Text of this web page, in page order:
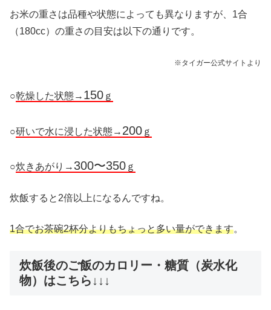
お米の重さは品種や状態によっても異なりますが、1合
（180cc）の重さの目安は以下の通りです。
※タイガー公式サイトより
○乾燥した状態→ 150 ｇ
○研いで水に浸した状態→ 200 ｇ
○炊きあがり→ 300〜350 ｇ
炊飯すると2倍以上になるんですね。
1合でお茶碗2杯分よりもちょっと多い量ができます。
炊飯後のご飯のカロリー・糖質（炭水化
物）はこちら↓↓↓